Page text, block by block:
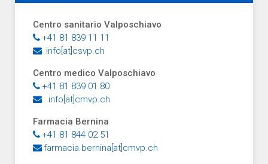
Centro sanitario Valposchiavo
+41 81 839 11 11
info[at]csvp.ch
Centro medico Valposchiavo
+41 81 839 01 80
info[at]cmvp.ch
Farmacia Bernina
+41 81 844 02 51
farmacia.bernina[at]cmvp.ch